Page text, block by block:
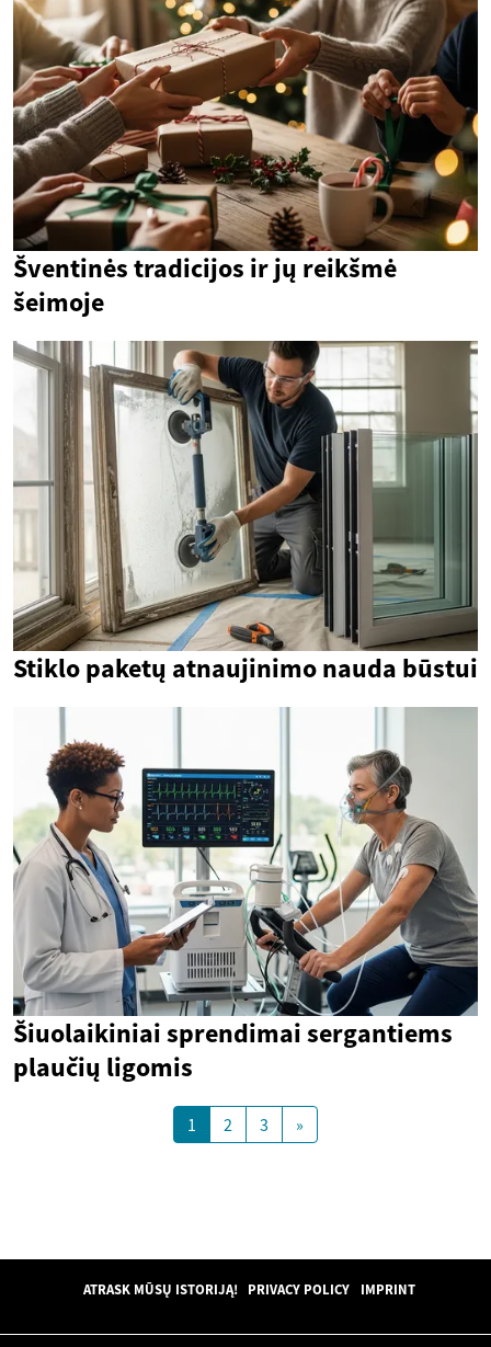
Šventinės tradicijos ir jų reikšmė
šeimoje
Stiklo paketų atnaujinimo nauda būstui
Šiuolaikiniai sprendimai sergantiems
plaučių ligomis
1 2 3 »
ATRASK MŪSŲ ISTORIJĄ! PRIVACY POLICY IMPRINT